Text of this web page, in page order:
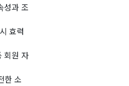
성과 조
효력
회원 자
한 소